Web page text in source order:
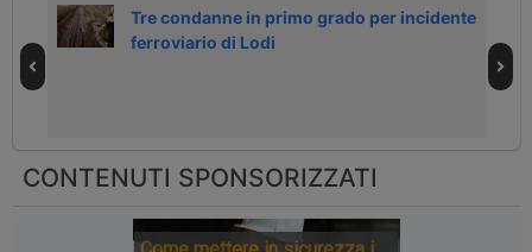
Tre condanne in primo grado per incidente
ferroviario di Lodi
CONTENUTI SPONSORIZZATI